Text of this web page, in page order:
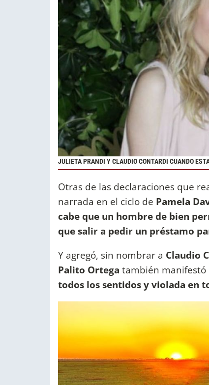
JULIETA PRANDI Y CLAUDIO CONTARDI CUANDO
Otras de las declaraciones que
narrada en el ciclo de Pamela
cabe que un hombre de bien
que salir a pedir un préstamo
Y agregó, sin nombrar a Claudio
Palito Ortega también manifestó
todos los sentidos y violada en